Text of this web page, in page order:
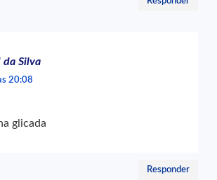
da Silva
20:08
glicada
Responder